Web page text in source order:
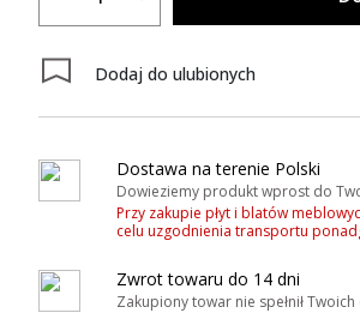
Dodaj do ulubionych
Dostawa na terenie Polski
Dowieziemy produkt wprost do
Przy zakupie płyt i blatów
celu uzgodnienia transportu
Zwrot towaru do 14 dni
Zakupiony towar nie spełnił